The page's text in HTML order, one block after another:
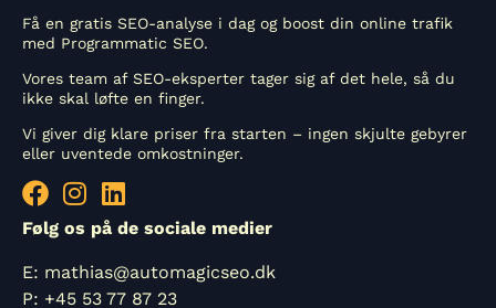
Få en gratis SEO-analyse i dag og boost din online trafik
med Programmatic SEO.
Vores team af SEO-eksperter tager sig af det hele, så du
ikke skal løfte en finger.
Vi giver dig klare priser fra starten – ingen skjulte gebyrer
eller uventede omkostninger.
Følg os på de sociale medier
E: mathias@automagicseo.dk
P: +45 53 77 87 23